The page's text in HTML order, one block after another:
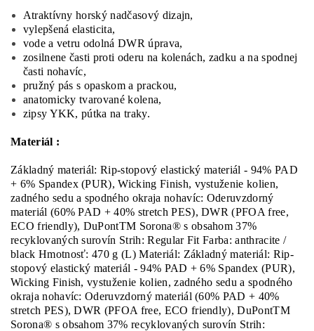
Atraktívny horský nadčasový dizajn,
vylepšená elasticita,
vode a vetru odolná DWR úprava,
zosilnene časti proti oderu na kolenách, zadku a na spodnej
časti nohavíc,
pružný pás s opaskom a prackou,
anatomicky tvarované kolena,
zipsy YKK, pútka na traky.
Materiál :
Základný materiál: Rip-stopový elastický materiál - 94% PAD
+ 6% Spandex (PUR), Wicking Finish, vystuženie kolien,
zadného sedu a spodného okraja nohavíc: Oderuvzdorný
materiál (60% PAD + 40% stretch PES), DWR (PFOA free,
ECO friendly), DuPontTM Sorona® s obsahom 37%
recyklovaných surovín Strih: Regular Fit Farba: anthracite /
black Hmotnosť: 470 g (L) Materiál: Základný materiál: Rip-
stopový elastický materiál - 94% PAD + 6% Spandex (PUR),
Wicking Finish, vystuženie kolien, zadného sedu a spodného
okraja nohavíc: Oderuvzdorný materiál (60% PAD + 40%
stretch PES), DWR (PFOA free, ECO friendly), DuPontTM
Sorona® s obsahom 37% recyklovaných surovín Strih: